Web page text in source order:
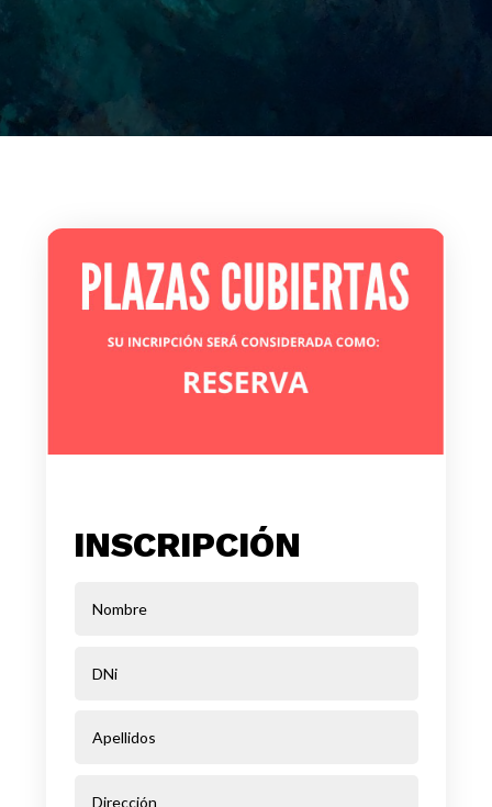
INSCRIPCIÓN